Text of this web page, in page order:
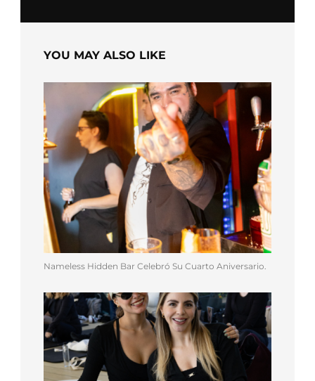
YOU MAY ALSO LIKE
Nameless Hidden Bar Celebró Su Cuarto Aniversario.